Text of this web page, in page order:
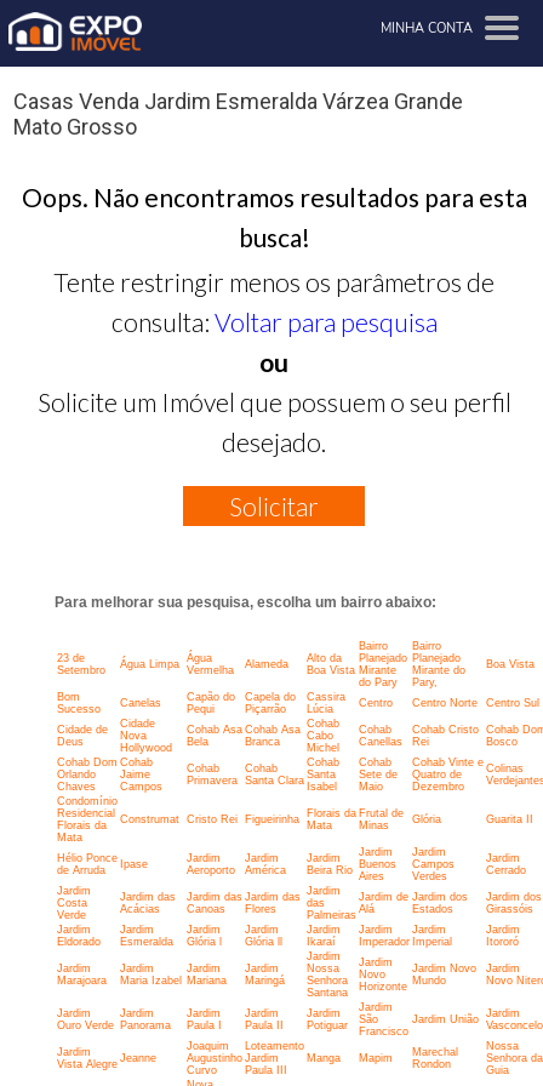
MINHA CONTA
Casas Venda Jardim Esmeralda Várzea Grande
Mato Grosso
Oops. Não encontramos resultados para esta
busca!
Tente restringir menos os parâmetros de
consulta: Voltar para pesquisa
ou
Solicite um Imóvel que possuem o seu perfil
desejado.
Solicitar
Para melhorar sua pesquisa, escolha um bairro abaixo:
23 de
Setembro
Água Limpa
Água
Vermelha
Alameda
Alto da
Boa Vista
Bairro
Planejado
Mirante
do Pary
Bairro
Planejado
Mirante do
Pary,
Boa Vista
Bom
Sucesso
Canelas
Capão do
Pequi
Capela do
Piçarrão
Cassira
Lúcia
Centro Centro Norte Centro Sul
Cidade de
Deus
Cidade
Nova
Hollywood
Cohab Asa
Bela
Cohab Asa
Branca
Cohab
Cabo
Michel
Cohab
Canellas
Cohab Cristo
Rei
Cohab
Bosco
Cohab Dom
Orlando
Chaves
Cohab
Jaime
Campos
Cohab
Primavera
Cohab
Santa Clara
Cohab
Santa
Isabel
Cohab
Sete de
Maio
Cohab Vinte e
Quatro de
Dezembro
Colinas
Condomínio
Residencial
Florais da
Mata
Construmat Cristo Rei Figueirinha
Florais da
Mata
Frutal de
Minas
Glória Guarita II
Hélio Ponce
de Arruda
Ipase
Jardim
Aeroporto
Jardim
América
Jardim
Beira Rio
Jardim
Buenos
Aires
Jardim
Campos
Verdes
Jardim
Cerrado
Jardim
Costa
Verde
Jardim das
Acácias
Jardim das
Canoas
Jardim das
Flores
Jardim
das
Palmeiras
Jardim de
Alá
Jardim dos
Estados
Jardim dos
Girassóis
Jardim
Eldorado
Jardim
Esmeralda
Jardim
Glória l
Jardim
Glória ll
Jardim
Ikaraí
Jardim
Imperador
Jardim
Imperial
Jardim
Itororó
Jardim
Marajoara
Jardim
Maria Izabel
Jardim
Mariana
Jardim
Maringá
Jardim
Nossa
Senhora
Santana
Jardim
Novo
Horizonte
Jardim Novo
Mundo
Jardim
Novo
Jardim
Ouro Verde
Jardim
Panorama
Jardim
Paula I
Jardim
Paula II
Jardim
Potiguar
Jardim
São
Francisco
Jardim União
Jardim
Jardim
Vista Alegre Jeanne
Joaquim
Augustinho
Curvo
Loteamento
Jardim
Paula III
Manga Mapim
Marechal
Rondon
Nossa
Senhora da
Guia